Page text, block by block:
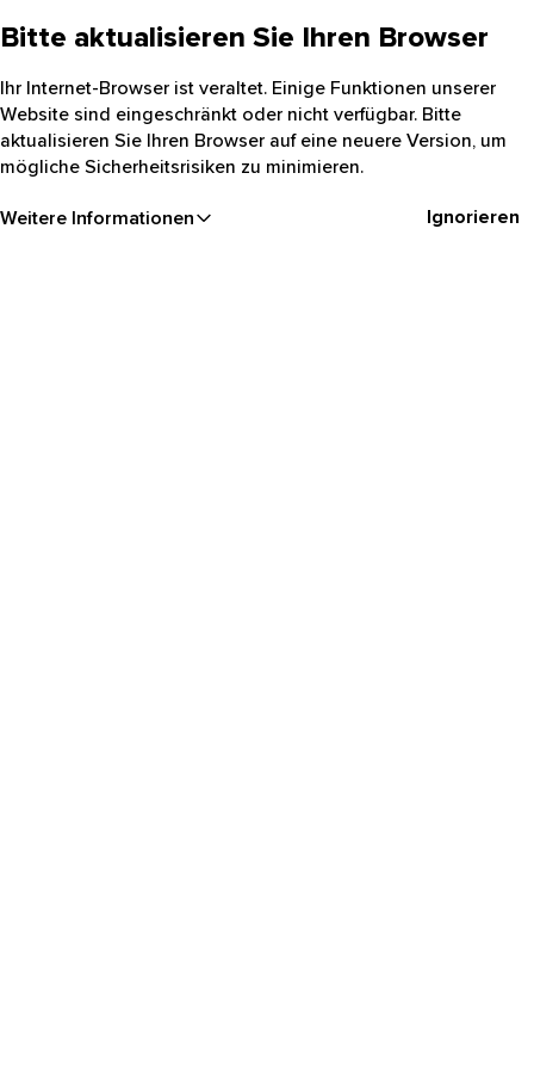
Bitte aktualisieren Sie Ihren Browser
Ihr Internet-Browser ist veraltet. Einige Funktionen unserer
Website sind eingeschränkt oder nicht verfügbar. Bitte
aktualisieren Sie Ihren Browser auf eine neuere Version, um
mögliche Sicherheitsrisiken zu minimieren.
Weitere Informationen Ignorieren